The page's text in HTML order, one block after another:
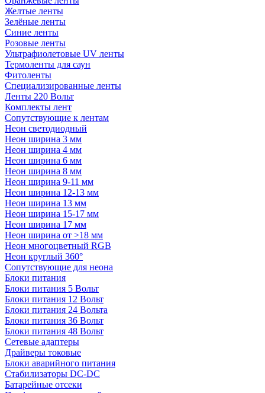
Желтые ленты
Зелёные ленты
Синие ленты
Розовые ленты
Ультрафиолетовые UV ленты
Термоленты для саун
Фитоленты
Специализированные ленты
Ленты 220 Вольт
Комплекты лент
Сопутствующие к лентам
Неон светодиодный
Неон ширина 3 мм
Неон ширина 4 мм
Неон ширина 6 мм
Неон ширина 8 мм
Неон ширина 9-11 мм
Неон ширина 12-13 мм
Неон ширина 13 мм
Неон ширина 15-17 мм
Неон ширина 17 мм
Неон ширина от >18 мм
Неон многоцветный RGB
Неон круглый 360°
Сопутствующие для неона
Блоки питания
Блоки питания 5 Вольт
Блоки питания 12 Вольт
Блоки питания 24 Вольта
Блоки питания 36 Вольт
Блоки питания 48 Вольт
Сетевые адаптеры
Драйверы токовые
Блоки аварийного питания
Стабилизаторы DC-DC
Батарейные отсеки